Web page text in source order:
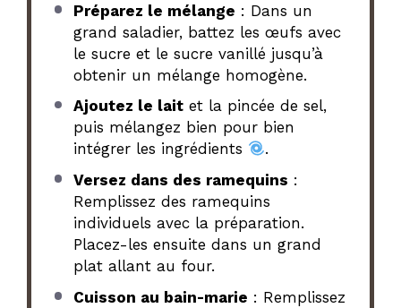
Préparez le mélange : Dans un
grand saladier, battez les œufs avec
le sucre et le sucre vanillé jusqu’à
obtenir un mélange homogène.
Ajoutez le laitet la pincée de sel,
puis mélangez bien pour bien
intégrer les ingrédients
.
Versez dans des ramequins :
Remplissez des ramequins
individuels avec la préparation.
Placez-les ensuite dans un grand
plat allant au four.
Cuisson au bain-marie : Remplissez